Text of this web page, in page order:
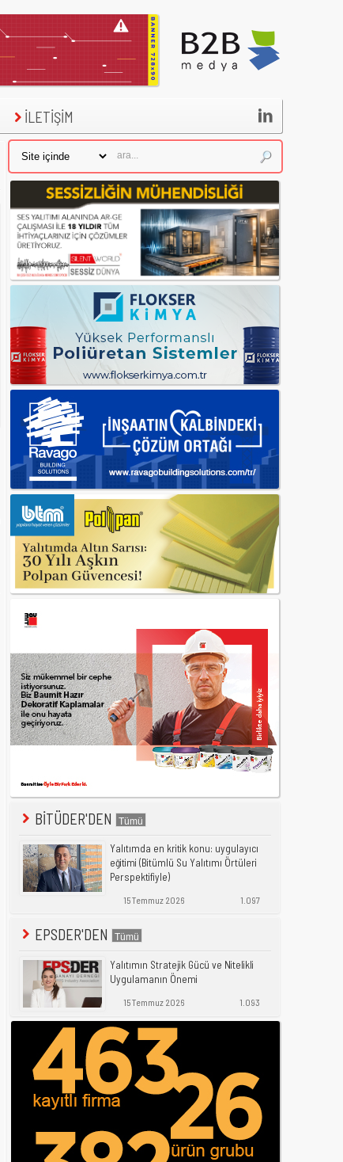
İLETİŞİM 
BİTÜDER'DEN
Yalıtımda en kritik konu: uygulayıcı
eğitimi (Bitümlü Su Yalıtımı Örtüleri
Perspektifiyle)
15 Temmuz 2026 1.097
EPSDER'DEN
Yalıtımın Stratejik Gücü ve Nitelikli
Uygulamanın Önemi
15 Temmuz 2026 1.093